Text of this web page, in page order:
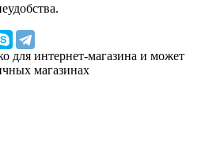
для интернет-магазина и может
магазинах